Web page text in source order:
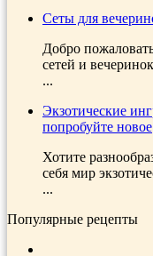
Сеты для
Добро
сетей и
...
Экзотические
попробуйте новое
Хотите
себя мир
...
Популярные рецепты